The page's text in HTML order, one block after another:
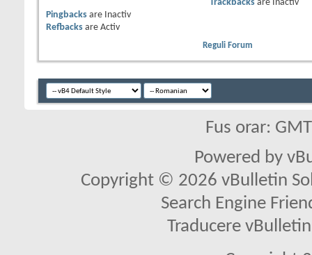
Trackbacksare
Inactiv
Pingbacks are
Inactiv
Refbacks are Activ
Reguli Forum
Fus orar:
Powered by
Copyright © 2026 vBulletin
Search Engine
Traducere